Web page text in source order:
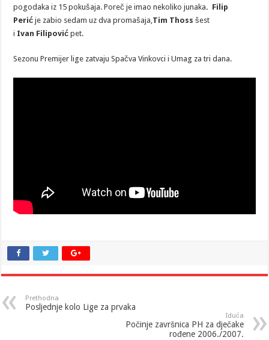
pogodaka iz 15 pokušaja. Poreč je imao nekoliko junaka. Filip
Perićje zabio sedam uz dva promašaja,Tim Thossšest
i Ivan Filipović pet.
Sezonu Premijer lige zatvaju Spačva Vinkovci i Umag za tri dana.
Prethodna
Posljednje kolo Lige za prvaka
Iduća
Počinje završnica PH za dječake
rođene 2006./2007.